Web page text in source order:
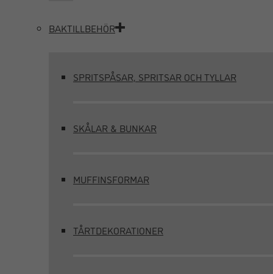
BAKTILLBEHÖR
SPRITSPÅSAR, SPRITSAR OCH TYLLAR
SKÅLAR & BUNKAR
MUFFINSFORMAR
TÅRTDEKORATIONER